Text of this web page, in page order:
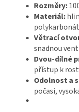
Rozměry:
Materiál:
Větrací
snadnou
Dvou-dílné
přístup k
Odolnost a
počasí,